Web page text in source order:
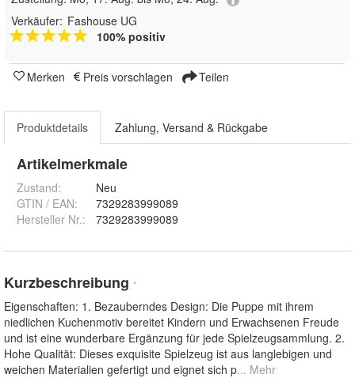
Verkäufer: Fashouse UG
100% positiv
Merken Preis vorschlagen Teilen
Produktdetails Zahlung, Versand & Rückgabe
Artikelmerkmale
Zustand:
Neu
GTIN / EAN:
7329283999089
Hersteller Nr.:
7329283999089
Kurzbeschreibung *
Eigenschaften: 1. Bezauberndes Design: Die Puppe mit ihrem
niedlichen Kuchenmotiv bereitet Kindern und Erwachsenen Freude
und ist eine wunderbare Ergänzung für jede Spielzeugsammlung. 2.
Hohe Qualität: Dieses exquisite Spielzeug ist aus langlebigen und
weichen Materialien gefertigt und eignet sich p... Mehr